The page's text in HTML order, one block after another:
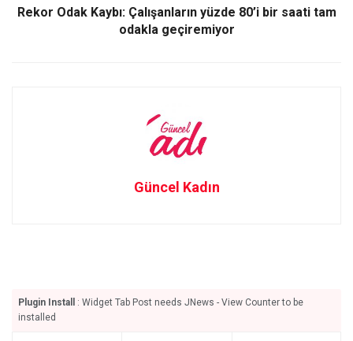
Rekor Odak Kaybı: Çalışanların yüzde 80’i bir saati tam
odakla geçiremiyor
Güncel Kadın
Plugin Install
: Widget Tab Post needs JNews - View Counter to be
installed